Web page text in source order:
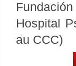
Hospital
au CCC)